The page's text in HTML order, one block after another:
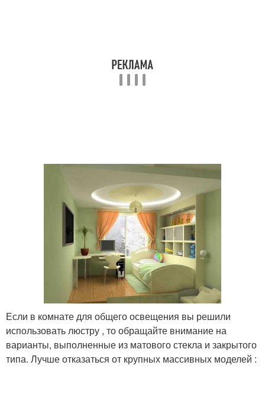
Если в комнате для общего освещения вы решили
использовать люстру , то обращайте внимание на
варианты, выполненные из матового стекла и закрытого
типа. Лучше отказаться от крупных массивных моделей :